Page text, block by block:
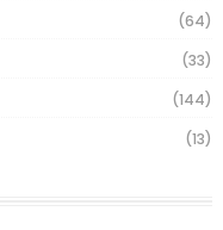
(64)
(33)
(144)
(13)